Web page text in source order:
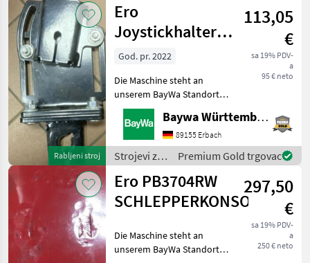
Kategorija 4 Država
TRENUTNA
STAZA
Poljoprivredna
tehnika
Strojevi Za
Vocarstvo
Ostali
Strojevi Za
ODABERITE
KATEGORIJU
Ero
Poništi
Prikaži 3
rezultata
Rabljeni stroj
Ero
Joystickhalter
FS4439RP
113,05
€
sa 19% PDV-
a
95 € neto
God. pr. 2022
Die Maschine steht an
unserem BayWa Standort in
DE 74336
BrackenheimGerne steht
Ihnen Herr Stein unter Tel.:
015116104371 für Ihre
Anfrage zur Verfügung!ERO
Joystick
Baywa Württemberg
89155 Erbach
Strojevi za
voćarstvo /
Ero
Premium Gold trgovac
Ero PB3704RW
SCHLEPPERKONSOLE
297,50
€
sa 19% PDV-
a
250 € neto
Die Maschine steht an
unserem BayWa Standort in